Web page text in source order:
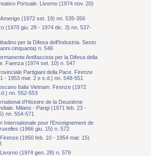
Portuale. Livorno (1974 nov. 20)
(1972 set. 19) nn. 535-356
(1970 giu. 28 - 1974 dic. 3) nn. 537-
per la Difesa dell'Industria. Sesto
cinquanta) n. 546
Antifascista per la Difesa della
Faenza (1974 set. 10) n. 547
Partigiani della Pace. Firenze
- 1953 mar. 2 e s.d.) nn. 548-551
Italia Vietnam. Firenze (1972
nn. 552-553
d'Histoire de la Deuxième
Milano - Parigi (1971 feb. 23 -
nn. 554-571
Internationale pour l'Enseignement de
(1966 giu. 15) n. 572
(1950 feb. 10 - 1954 mar. 15)
(1974 gen. 28) n. 579